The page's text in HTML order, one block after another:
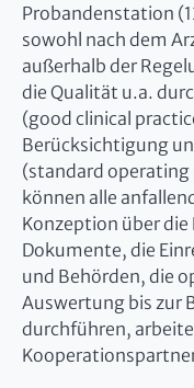
Probandenstation
sowohl nach dem
außerhalb der
die Qualität u.a.
(good clinical
Berücksichtigung
(standard operating
können alle
Konzeption über
Dokumente, die
und Behörden, die
Auswertung bis zur
durchführen,